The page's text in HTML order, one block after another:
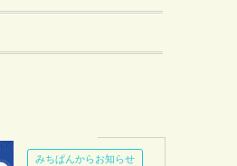
みちぱんからお知らせ